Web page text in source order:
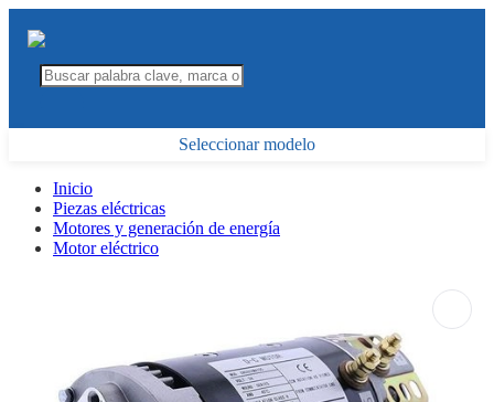
Seleccionar modelo
Inicio
Piezas eléctricas
Motores y generación de energía
Motor eléctrico